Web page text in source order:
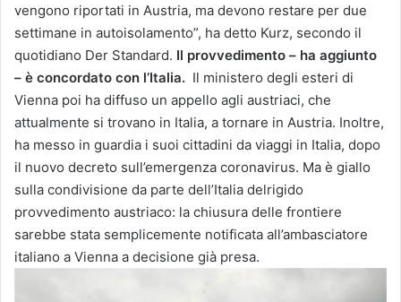
vengono riportati in Austria, ma devono restare per due
settimane in autoisolamento”, ha detto Kurz, secondo il
quotidiano Der Standard. Il provvedimento – ha aggiunto
– è concordato con l’Italia. Il ministero degli esteri di
Vienna poi ha diffuso un appello agli austriaci, che
attualmente si trovano in Italia, a tornare in Austria. Inoltre,
ha messo in guardia i suoi cittadini da viaggi in Italia, dopo
il nuovo decreto sull’emergenza coronavirus. Ma è giallo
sulla condivisione da parte dell’Italia delrigido
provvedimento austriaco: la chiusura delle frontiere
sarebbe stata semplicemente notificata all’ambasciatore
italiano a Vienna a decisione già presa.